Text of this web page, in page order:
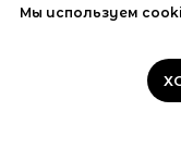
О себе и
Мы используем